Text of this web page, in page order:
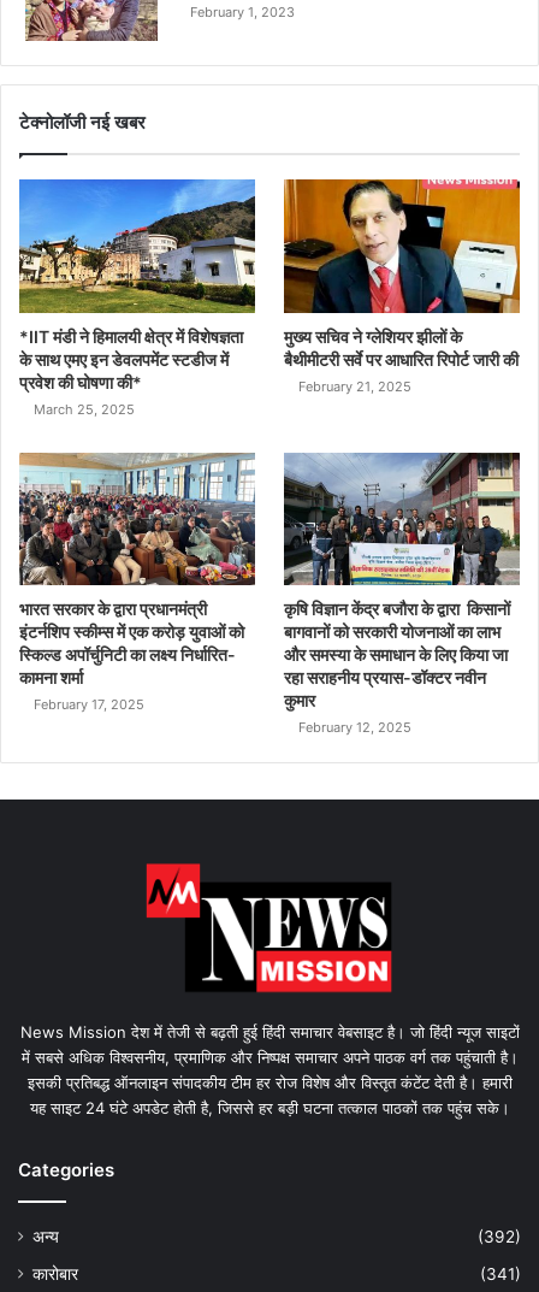
February 1, 2023
टेक्नोलॉजी नई खबर
*IIT मंडी ने हिमालयी क्षेत्र में विशेषज्ञता
के साथ एमए इन डेवलपमेंट स्टडीज में
प्रवेश की घोषणा की*
March 25, 2025
मुख्य सचिव ने ग्लेशियर झीलों के
बैथीमीटरी सर्वे पर आधारित रिपोर्ट जारी की
February 21, 2025
भारत सरकार के द्वारा प्रधानमंत्री
इंटर्नशिप स्कीम्स में एक करोड़ युवाओं को
स्किल्ड अपॉर्चुनिटी का लक्ष्य निर्धारित-
कामना शर्मा
February 17, 2025
कृषि विज्ञान केंद्र बजौरा के द्वारा किसानों
बागवानों को सरकारी योजनाओं का लाभ
और समस्या के समाधान के लिए किया जा
रहा सराहनीय प्रयास-डॉक्टर नवीन
कुमार
February 12, 2025
News Mission देश में तेजी से बढ़ती हुई हिंदी समाचार वेबसाइट है। जो हिंदी न्यूज साइटों
में सबसे अधिक विश्वसनीय, प्रमाणिक और निष्पक्ष समाचार अपने पाठक वर्ग तक पहुंचाती है।
इसकी प्रतिबद्ध ऑनलाइन संपादकीय टीम हर रोज विशेष और विस्तृत कंटेंट देती है। हमारी
यह साइट 24 घंटे अपडेट होती है, जिससे हर बड़ी घटना तत्काल पाठकों तक पहुंच सके।
Categories
अन्य
(392)
कारोबार
(341)